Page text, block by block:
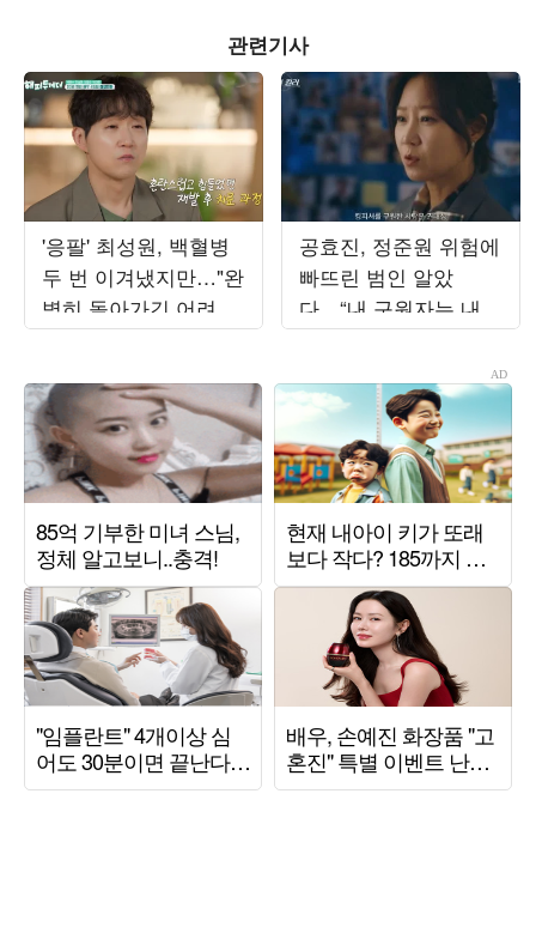
관련기사
'응팔' 최성원, 백혈병
두 번 이겨냈지만…"완
벽히 돌아가긴 어려워"
('해투')
공효진, 정준원 위험에
빠뜨린 범인 알았
다…“내 구원자는 내
남편” (‘유부녀 킬러’)